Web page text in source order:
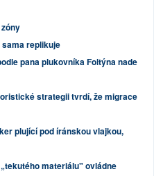
sama replikuje
pana plukovníka Foltýna nade
strategii tvrdí, že migrace
plující pod íránskou vlajkou,
materiálu" ovládne